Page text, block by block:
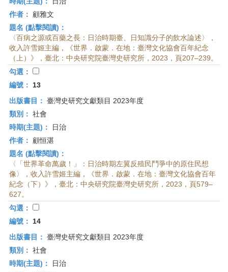
作者：
顧雅文
題名 (點擊閱讀)：
〈百病之源或百藥之長：日治時期臺、日知識分子的飲水論述〉，
收入許雪姬主編，《世界．啟蒙．在地：臺灣文化協會百年紀念
（上）》，臺北：中央研究院臺灣史研究所，2023，頁207–239。
勾選：
編號：
13
出版書目： 臺灣史研究文獻類目 2023年度
類別： 社會
時期(主題)：
日治
作者：
顧恒湛
題名 (點擊閱讀)：
〈「世界革命萬歲！」：日治時期左翼反殖民鬥爭中的原住民想
像〉，收入許雪姬主編，《世界．啟蒙．在地：臺灣文化協會百年
紀念（下）》，臺北：中央研究院臺灣史研究所，2023，頁579–
627。
勾選：
編號：
14
出版書目： 臺灣史研究文獻類目 2023年度
類別： 社會
時期(主題)：
日治